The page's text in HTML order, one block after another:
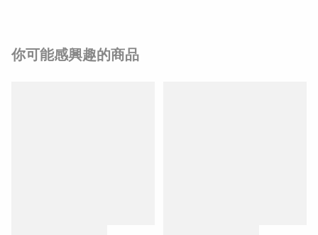
你可能感興趣的商品